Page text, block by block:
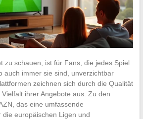
zu schauen, ist für Fans, die jedes Spiel
auch immer sie sind, unverzichtbar
zeichnen sich durch die Qualität
ihrer Angebote aus. Zu den
das eine umfassende
die europäischen Ligen und